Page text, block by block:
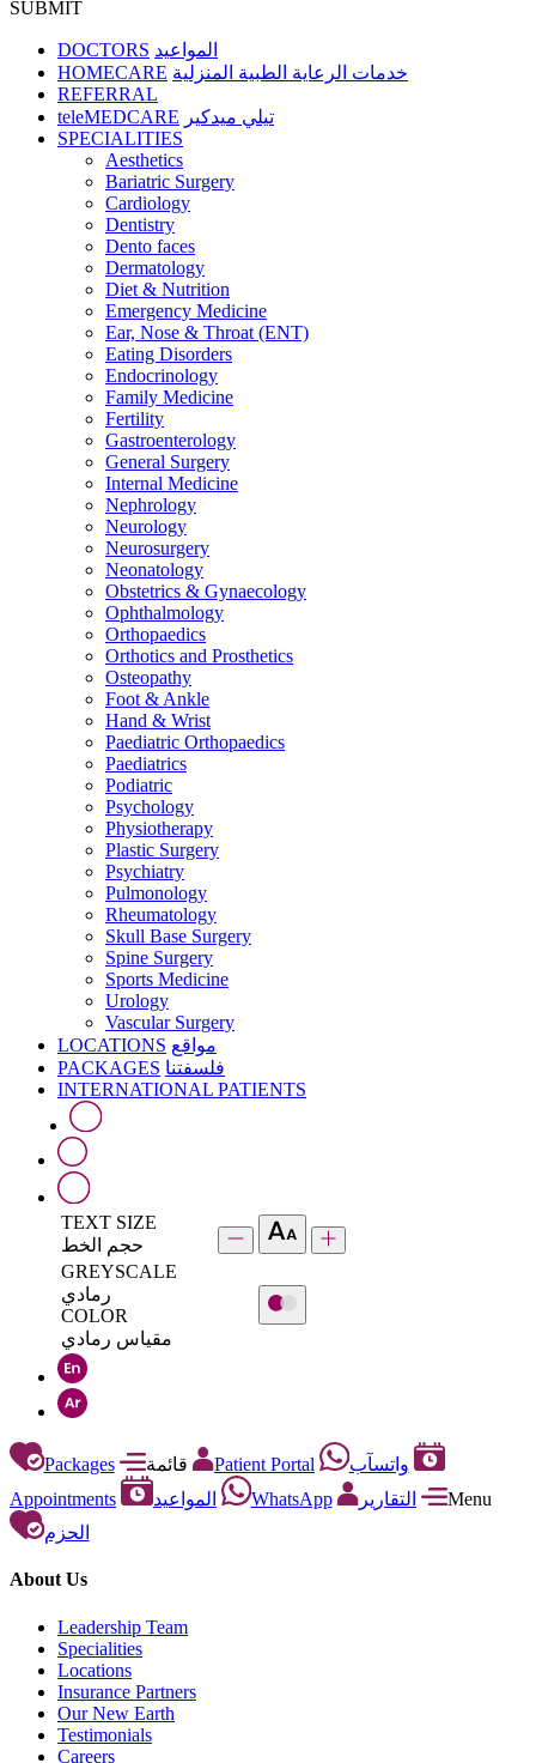
SUBMIT
DOCTORS المواعيد
HOMECARE خدمات الرعاية الطبية المنزلية
REFERRAL
teleMEDCARE تيلي ميدكير
SPECIALITIES
Aesthetics
Bariatric Surgery
Cardiology
Dentistry
Dento faces
Dermatology
Diet & Nutrition
Emergency Medicine
Ear, Nose & Throat (ENT)
Eating Disorders
Endocrinology
Family Medicine
Fertility
Gastroenterology
General Surgery
Internal Medicine
Nephrology
Neurology
Neurosurgery
Neonatology
Obstetrics & Gynaecology
Ophthalmology
Orthopaedics
Orthotics and Prosthetics
Osteopathy
Foot & Ankle
Hand & Wrist
Paediatric Orthopaedics
Paediatrics
Podiatric
Psychology
Physiotherapy
Plastic Surgery
Psychiatry
Pulmonology
Rheumatology
Skull Base Surgery
Spine Surgery
Sports Medicine
Urology
Vascular Surgery
LOCATIONS مواقع
PACKAGES فلسفتنا
INTERNATIONAL PATIENTS
TEXT SIZE
حجم الخط
GREYSCALE
رمادي
COLOR
مقياس رمادي
Packages Patient Portal
واتسآب
Appointments
المواعيد WhatsApp التقارير
Menu
الحزم
About Us
Leadership Team
Specialities
Locations
Insurance Partners
Our New Earth
Testimonials
Careers